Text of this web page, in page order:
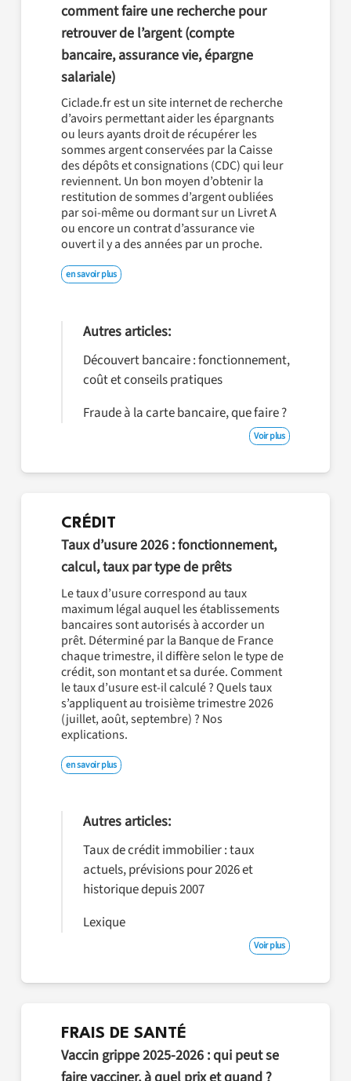
comment faire une recherche pour
retrouver de l’argent (compte
bancaire, assurance vie, épargne
salariale)
Ciclade.fr est un site internet de recherche
d’avoirs permettant aider les épargnants
ou leurs ayants droit de récupérer les
sommes argent conservées par la Caisse
des dépôts et consignations (CDC) qui leur
reviennent. Un bon moyen d’obtenir la
restitution de sommes d’argent oubliées
par soi-même ou dormant sur un Livret A
ou encore un contrat d’assurance vie
ouvert il y a des années par un proche.
en savoir plus
Autres articles:
Découvert bancaire : fonctionnement,
coût et conseils pratiques
Fraude à la carte bancaire, que faire ?
Voir plus
CRÉDIT
Taux d’usure 2026 : fonctionnement,
calcul, taux par type de prêts
Le taux d’usure correspond au taux
maximum légal auquel les établissements
bancaires sont autorisés à accorder un
prêt. Déterminé par la Banque de France
chaque trimestre, il diffère selon le type de
crédit, son montant et sa durée. Comment
le taux d’usure est-il calculé ? Quels taux
s’appliquent au troisième trimestre 2026
(juillet, août, septembre) ? Nos
explications.
en savoir plus
Autres articles:
Taux de crédit immobilier : taux
actuels, prévisions pour 2026 et
historique depuis 2007
Lexique
Voir plus
FRAIS DE SANTÉ
Vaccin grippe 2025-2026 : qui peut se